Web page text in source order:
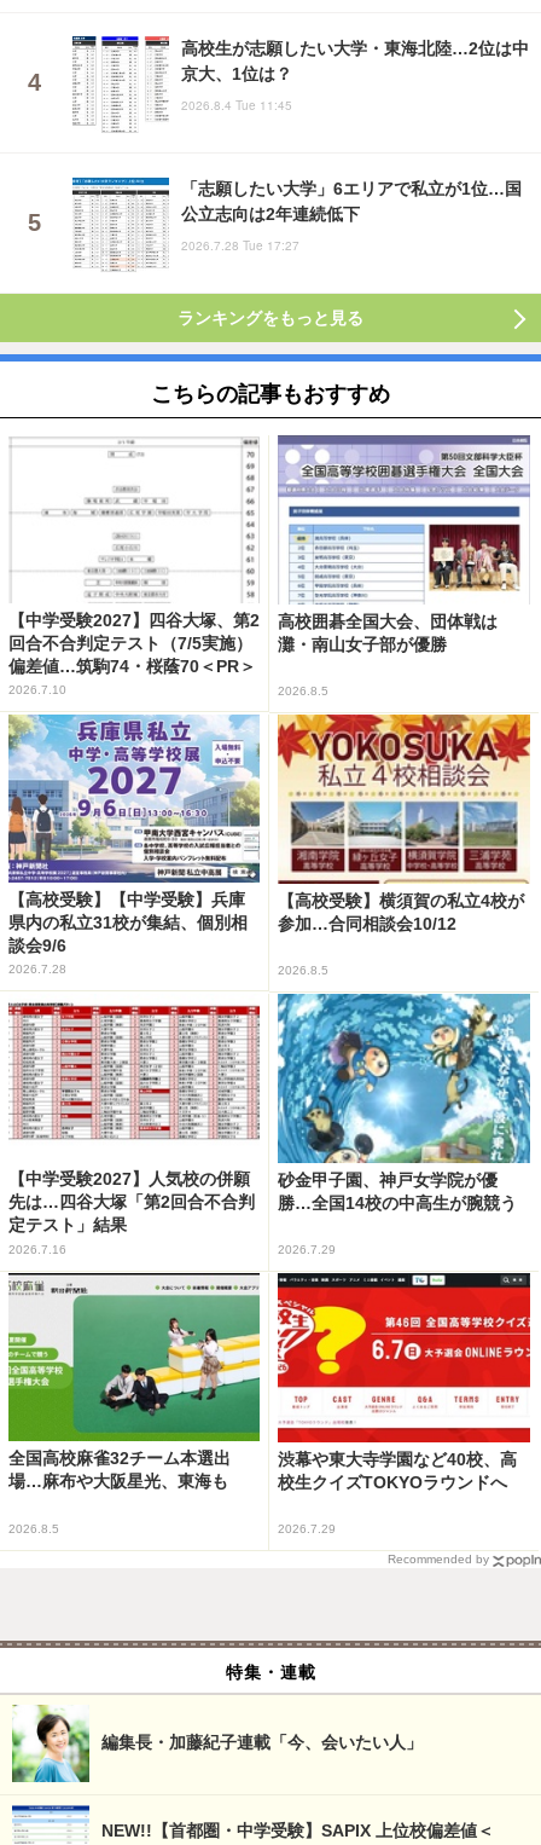
高校生が志願したい大学・東海北陸…2位は中
京大、1位は？
2026.8.4 Tue 11:45
「志願したい大学」6エリアで私立が1位…国
公立志向は2年連続低下
2026.7.28 Tue 17:27
ランキングをもっと見る
こちらの記事もおすすめ
【中学受験2027】四谷大塚、第2
回合不合判定テスト（7/5実施）
偏差値…筑駒74・桜蔭70＜PR＞
2026.7.10
高校囲碁全国大会、団体戦は
灘・南山女子部が優勝
2026.8.5
【高校受験】【中学受験】兵庫
県内の私立31校が集結、個別相
談会9/6
2026.7.28
【高校受験】横須賀の私立4校が
参加…合同相談会10/12
2026.8.5
【中学受験2027】人気校の併願
先は…四谷大塚「第2回合不合判
定テスト」結果
2026.7.16
砂金甲子園、神戸女学院が優
勝…全国14校の中高生が腕競う
2026.7.29
全国高校麻雀32チーム本選出
場…麻布や大阪星光、東海も
2026.8.5
渋幕や東大寺学園など40校、高
校生クイズTOKYOラウンドへ
2026.7.29
Recommended by
特集・連載
編集長・加藤紀子連載「今、会いたい人」
NEW!!【首都圏・中学受験】SAPIX 上位校偏差値＜